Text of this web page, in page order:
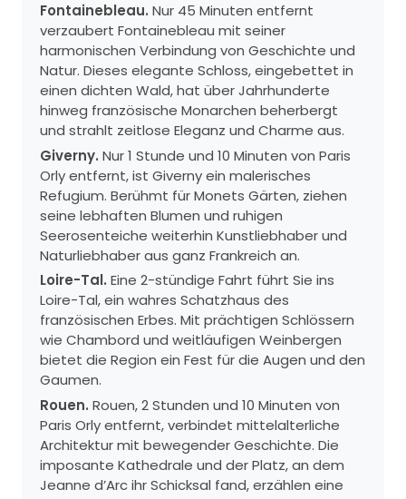
Fontainebleau. Nur 45 Minuten entfernt
verzaubert Fontainebleau mit seiner
harmonischen Verbindung von Geschichte und
Natur. Dieses elegante Schloss, eingebettet in
einen dichten Wald, hat über Jahrhunderte
hinweg französische Monarchen beherbergt
und strahlt zeitlose Eleganz und Charme aus.
Giverny. Nur 1 Stunde und 10 Minuten von Paris
Orly entfernt, ist Giverny ein malerisches
Refugium. Berühmt für Monets Gärten, ziehen
seine lebhaften Blumen und ruhigen
Seerosenteiche weiterhin Kunstliebhaber und
Naturliebhaber aus ganz Frankreich an.
Loire-Tal. Eine 2-stündige Fahrt führt Sie ins
Loire-Tal, ein wahres Schatzhaus des
französischen Erbes. Mit prächtigen Schlössern
wie Chambord und weitläufigen Weinbergen
bietet die Region ein Fest für die Augen und den
Gaumen.
Rouen. Rouen, 2 Stunden und 10 Minuten von
Paris Orly entfernt, verbindet mittelalterliche
Architektur mit bewegender Geschichte. Die
imposante Kathedrale und der Platz, an dem
Jeanne d’Arc ihr Schicksal fand, erzählen eine